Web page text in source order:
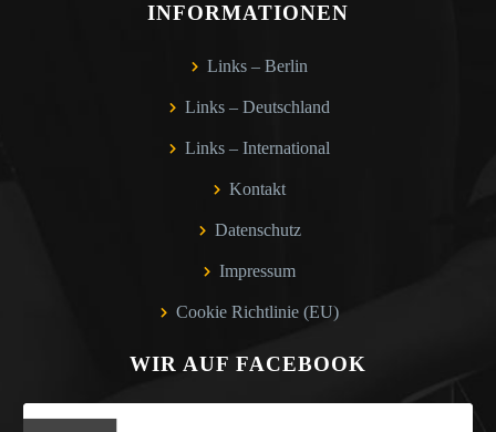
INFORMATIONEN
Links – Berlin
Links – Deutschland
Links – International
Kontakt
Datenschutz
Impressum
Cookie Richtlinie (EU)
WIR AUF FACEBOOK